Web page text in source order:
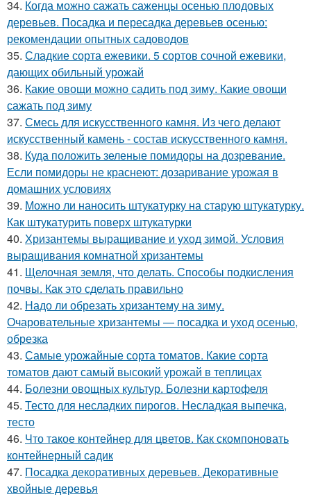
34. Когда можно сажать саженцы осенью плодовых
деревьев. Посадка и пересадка деревьев осенью:
рекомендации опытных садоводов
35. Сладкие сорта ежевики. 5 сортов сочной ежевики,
дающих обильный урожай
36. Какие овощи можно садить под зиму. Какие овощи
сажать под зиму
37. Смесь для искусственного камня. Из чего делают
искусственный камень - состав искусственного камня.
38. Куда положить зеленые помидоры на дозревание.
Если помидоры не краснеют: дозаривание урожая в
домашних условиях
39. Можно ли наносить штукатурку на старую штукатурку.
Как штукатурить поверх штукатурки
40. Хризантемы выращивание и уход зимой. Условия
выращивания комнатной хризантемы
41. Щелочная земля, что делать. Способы подкисления
почвы. Как это сделать правильно
42. Надо ли обрезать хризантему на зиму.
Очаровательные хризантемы — посадка и уход осенью,
обрезка
43. Самые урожайные сорта томатов. Какие сорта
томатов дают самый высокий урожай в теплицах
44. Болезни овощных культур. Болезни картофеля
45. Тесто для несладких пирогов. Несладкая выпечка,
тесто
46. Что такое контейнер для цветов. Как скомпоновать
контейнерный садик
47. Посадка декоративных деревьев. Декоративные
хвойные деревья